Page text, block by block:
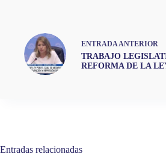
ENTRADA ANTERIOR
TRABAJO
REFORMA DE LA
Entradas relacionadas